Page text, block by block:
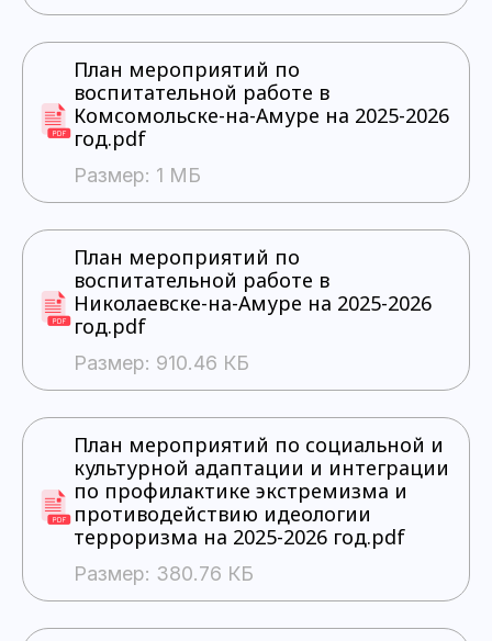
План мероприятий по
воспитательной работе в
Комсомольске-на-Амуре на 2025-2026
год.pdf
Размер: 1 МБ
План мероприятий по
воспитательной работе в
Николаевске-на-Амуре на 2025-2026
год.pdf
Размер: 910.46 КБ
План мероприятий по социальной и
культурной адаптации и интеграции
по профилактике экстремизма и
противодействию идеологии
терроризма на 2025-2026 год.pdf
Размер: 380.76 КБ